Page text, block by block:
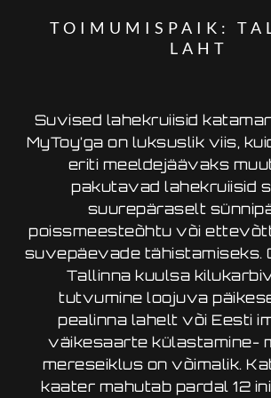
TOIMUMISPAIK:
LAHT
Suvised lahekruiisid
MyToy’ga on luksuslik viis,
eriti meeldejäävaks
pakutavad lahekruiisid
suurepäraselt
poissmeesteõhtu või
suvepäevade tähistamiseks.
Tallinna kuulsa
tutvumine loojuva
pealinna lahelt või Eesti
väikesaarte külastamine-
mereseiklus on võimalik.
kaater mahutab pardal 12